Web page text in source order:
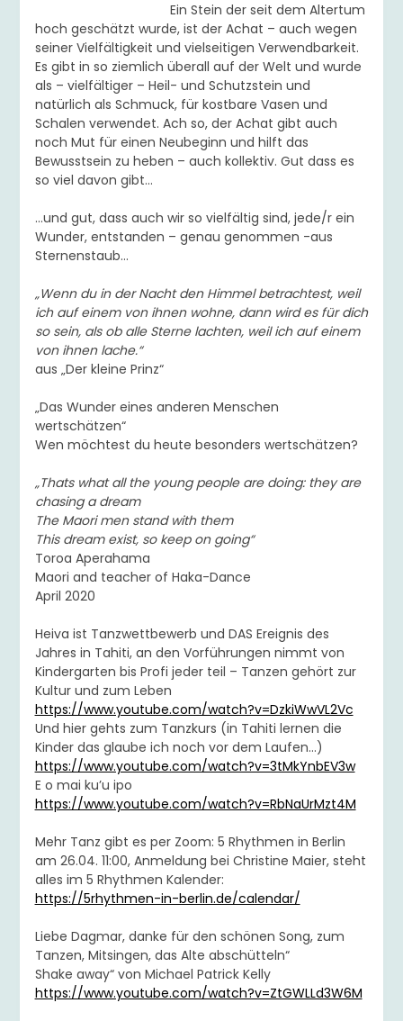
Ein Stein der seit dem Altertum
hoch geschätzt wurde, ist der Achat – auch wegen
seiner Vielfältigkeit und vielseitigen Verwendbarkeit.
Es gibt in so ziemlich überall auf der Welt und wurde
als – vielfältiger – Heil- und Schutzstein und
natürlich als Schmuck, für kostbare Vasen und
Schalen verwendet. Ach so, der Achat gibt auch
noch Mut für einen Neubeginn und hilft das
Bewusstsein zu heben – auch kollektiv. Gut dass es
so viel davon gibt…
…und gut, dass auch wir so vielfältig sind, jede/r ein
Wunder, entstanden – genau genommen -aus
Sternenstaub…
„Wenn du in der Nacht den Himmel betrachtest, weil
ich auf einem von ihnen wohne, dann wird es für dich
so sein, als ob alle Sterne lachten, weil ich auf einem
von ihnen lache.“
aus „Der kleine Prinz“
„Das Wunder eines anderen Menschen
wertschätzen“
Wen möchtest du heute besonders wertschätzen?
„Thats what all the young people are doing: they are
chasing a dream
The Maori men stand with them
This dream exist, so keep on going“
Toroa Aperahama
Maori and teacher of Haka-Dance
April 2020
Heiva ist Tanzwettbewerb und DAS Ereignis des
Jahres in Tahiti, an den Vorführungen nimmt von
Kindergarten bis Profi jeder teil – Tanzen gehört zur
Kultur und zum Leben
https://www.youtube.com/watch?v=DzkiWwVL2Vc
Und hier gehts zum Tanzkurs (in Tahiti lernen die
Kinder das glaube ich noch vor dem Laufen…)
https://www.youtube.com/watch?v=3tMkYnbEV3w
E o mai ku’u ipo
https://www.youtube.com/watch?v=RbNaUrMzt4M
Mehr Tanz gibt es per Zoom: 5 Rhythmen in Berlin
am 26.04. 11:00, Anmeldung bei Christine Maier, steht
alles im 5 Rhythmen Kalender:
https://5rhythmen-in-berlin.de/calendar/
Liebe Dagmar, danke für den schönen Song, zum
Tanzen, Mitsingen, das Alte abschütteln“
Shake away“ von Michael Patrick Kelly
https://www.youtube.com/watch?v=ZtGWLLd3W6M